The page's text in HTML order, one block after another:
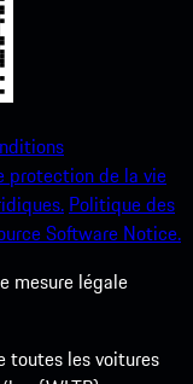
protection de la vie
Politique des
Software Notice.
mesure légale
toutes les voitures